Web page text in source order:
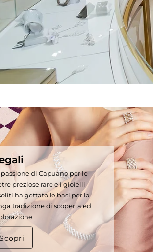
passione di Capuano per le
preziose rare e i gioielli
ha gettato le basi per la
tradizione di scoperta ed
Scopri